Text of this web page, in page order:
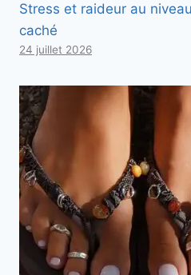
Stress et raideur au
caché
24 juillet 2026